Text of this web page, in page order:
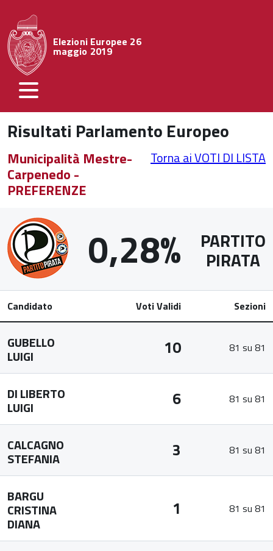
Elezioni Europee 26
maggio 2019
Risultati Parlamento Europeo
Municipalità Mestre-
Carpenedo -
PREFERENZE
Torna ai VOTI DI LISTA
0,28% PARTITO
PIRATA
Candidato Voti Validi Sezioni
GUBELLO
LUIGI 10 81 su 81
DI LIBERTO
LUIGI 6 81 su 81
CALCAGNO
STEFANIA 3 81 su 81
BARGU
CRISTINA
DIANA
1 81 su 81